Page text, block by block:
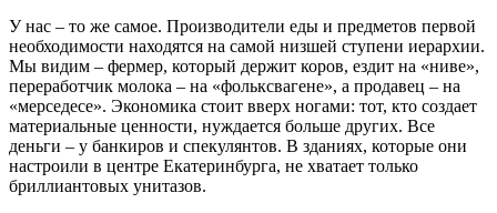
У нас – то же самое. Производители еды и предметов первой
необходимости находятся на самой низшей ступени иерархии.
Мы видим – фермер, который держит коров, ездит на «ниве»,
переработчик молока – на «фольксвагене», а продавец – на
«мерседесе». Экономика стоит вверх ногами: тот, кто создает
материальные ценности, нуждается больше других. Все
деньги – у банкиров и спекулянтов. В зданиях, которые они
настроили в центре Екатеринбурга, не хватает только
бриллиантовых унитазов.